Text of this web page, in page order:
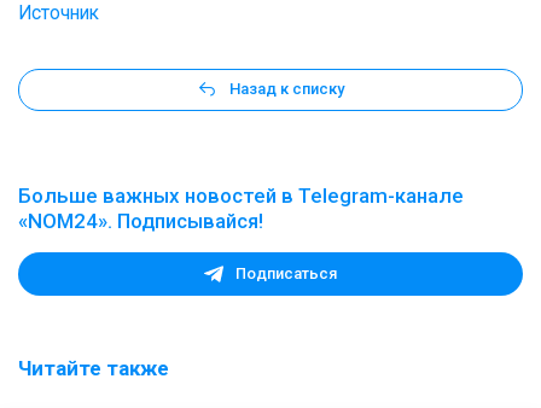
Источник
Назад к списку
Больше важных новостей в Telegram-канале
«NOM24». Подписывайся!
Подписаться
Читайте также